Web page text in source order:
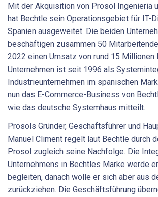
Mit der Akquisition von Prosol Ingenieria
hat Bechtle sein Operationsgebiet für IT-
Spanien ausgeweitet. Die beiden
beschäftigen zusammen 50
2022 einen Umsatz von rund 15 Millionen
Unternehmen ist seit 1996 als
Industrieunternehmen im spanischen
nun das E-Commerce-Business von
wie das deutsche Systemhaus mitteilt.
Prosols Gründer, Geschäftsführer und
Manuel Climent regelt laut Bechtle durch
Prosol zugleich seine Nachfolge. Die
Unternehmens in Bechtles Marke werde
begleiten, danach wolle er sich aber aus
zurückziehen. Die Geschäftsführung